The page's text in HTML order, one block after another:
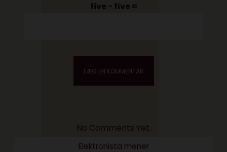
five − five =
No Comments Yet.
Elektronista mener